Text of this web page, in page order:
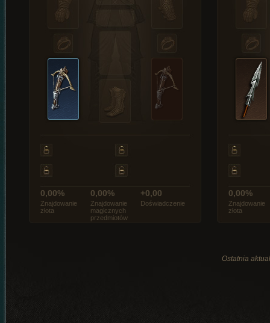
0,00%
Znajdowanie
złota
0,00%
Znajdowanie
magicznych
przedmiotów
+0,00
Doświadczenie
0,00%
Znajdowanie
złota
Ostatnia